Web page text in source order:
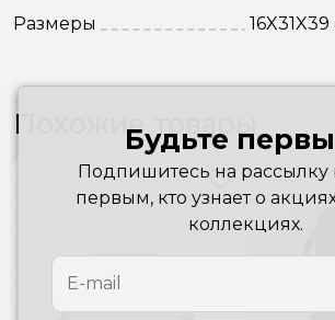
Размеры
Похожие товары
Будьте
Подпишитесь на рассылку
первым, кто узнает о
коллекциях.